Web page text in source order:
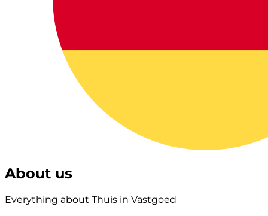
About us
Everything about Thuis in Vastgoed